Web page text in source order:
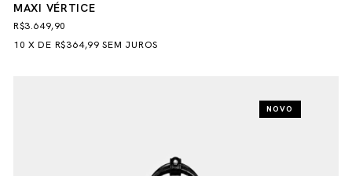
MAXI VÉRTICE
R$3.649,90
10 XDE R$364,99 SEM JUROS
NOVO